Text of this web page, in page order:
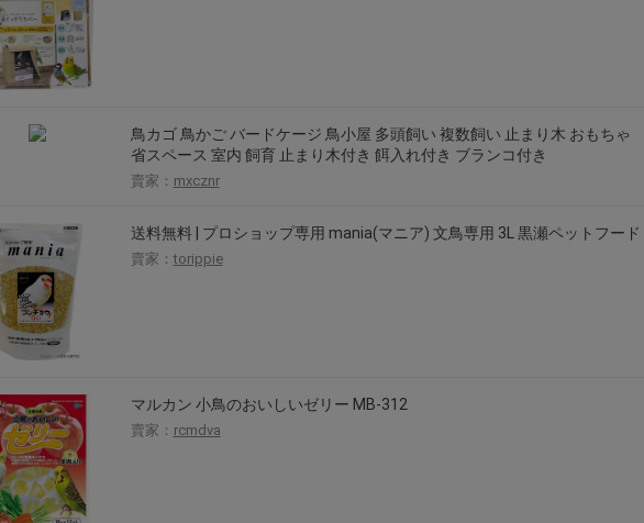
鳥カゴ 鳥かご バードケージ 鳥小屋 多頭飼い 複数飼い 止まり木 おもちゃ
省スペース 室内 飼育 止まり木付き 餌入れ付き ブランコ付き
賣家： mxcznr
送料無料 | プロショップ専用 mania(マニア) 文鳥専用 3L 黒瀬ペットフード
賣家：torippie
マルカン 小鳥のおいしいゼリー MB-312
賣家： rcmdva